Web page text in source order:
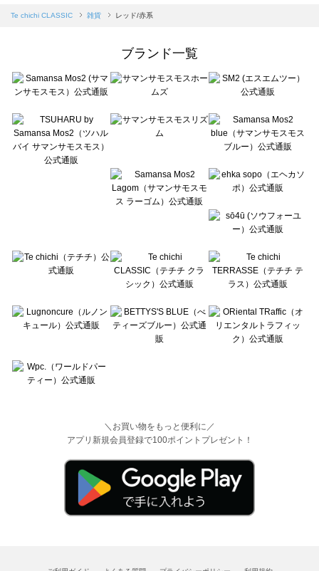
Samansa Mos2 blue（サマンサモスモス ブルー）の雑貨一覧
sō4ū（ソウフォーユー）の雑貨一覧
Te chichi（テチチ）の雑貨一覧
Te chichi CLASSIC（テチチ クラシック）の雑貨一覧
Lugnoncure（ルノンキュール）の雑貨一覧
BETTY'S BLUE（べティーズブルー）の雑貨一覧
Wpc.（ワールドパーティー）の雑貨一覧
Te chichi CLASSIC 雑貨 レッド/赤系
ブランド一覧
＼お買い物をもっと便利に／
アプリ新規会員登録で100ポイントプレゼント！